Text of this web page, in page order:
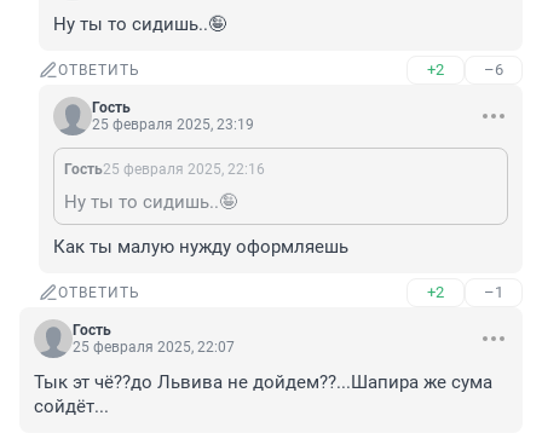
Ну ты то сидишь..🤪
ОТВЕТИТЬ +2 –6
Гость
25 февраля 2025, 23:19
Гость25 февраля 2025, 22:16
Ну ты то сидишь..🤪
Как ты малую нужду оформляешь
ОТВЕТИТЬ +2 –1
Гость
25 февраля 2025, 22:07
Тык эт чё??до Львива не дойдем??...Шапира же сума
сойдёт...